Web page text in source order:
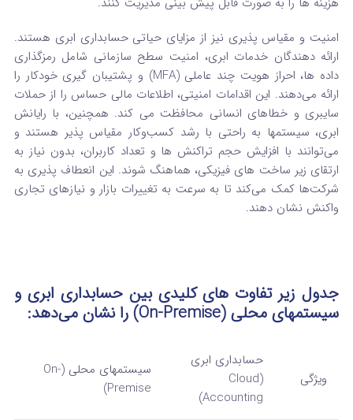
امنیت و مقیاس‌ پذیری نیز از مزایای حیاتی حسابداری ابری هستند.
ارائه دهندگان خدمات ابری، امنیت سطح سازمانی شامل رمزگذاری
داده‌ ها، احراز هویت چند عاملی (MFA) و پشتیبان‌ گیری خودکار را
ارائه می‌دهند. این اقدامات امنیتی، اطلاعات مالی حساس را از حملات
سایبری و خطاهای انسانی محافظت می‌ کند. همچنین، با رایانش
ابری، سیستمها به راحتی با رشد کسب‌وکار مقیاس پذیر هستند و
می‌توانند با افزایش حجم تراکنش‌ ها و تعداد کاربران، بدون نیاز به
ارتقای زیر ساخت‌ های فیزیکی، هماهنگ شوند. این انعطاف پذیری به
شرکت‌ها کمک می‌کند تا به سرعت به تغییرات بازار و نیازهای تجاری
واکنش نشان دهند.
جدول زیر تفاوت‌ های کلیدی بین حسابداری ابری و
سیستمهای محلی (On-Premise) را نشان می‌دهد:
ویژگی
حسابداری ابری
(Cloud
Accounting)
سیستمهای محلی (On-
Premise)